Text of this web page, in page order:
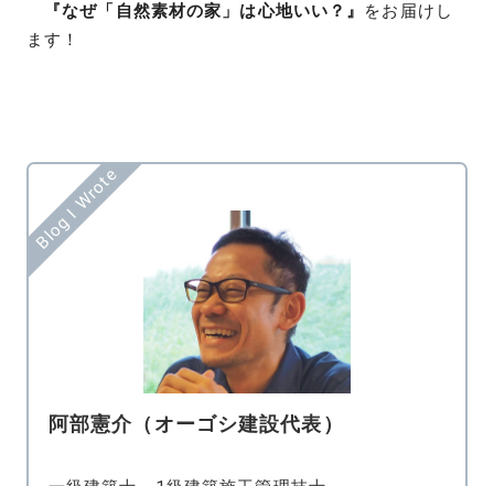
『なぜ「自然素材の家」は心地いい？ 』 をお届けし
ます！
Blog I Wrote
阿部憲介（オーゴシ建設代表）